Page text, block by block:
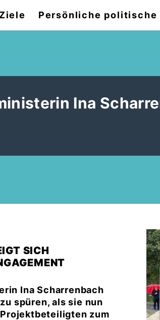
Ziele Persönliche politische
Ina
SICH
Ina Scharrenbach
spüren, als sie nun
zum